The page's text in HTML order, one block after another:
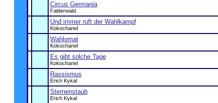
Circus Germania
Falderwald
Und immer ruft der Wahlkampf
Kokochanel
Wahlomat
Kokochanel
Es gibt solche Tage
Kokochanel
Rassismus
Erich Kykal
Sternenstaub
Erich Kykal